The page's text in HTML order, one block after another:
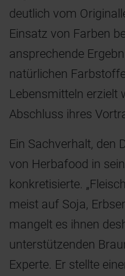
deutlich vom
Einsatz von Farben
ansprechende
natürlichen
Lebensmitteln erzielt
Abschluss ihres
Ein Sachverhalt, den
von Herbafood in
konkretisierte.
meist auf Soja,
mangelt es ihnen
unterstützenden
Experte. Er stellte